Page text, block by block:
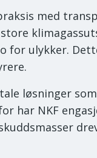
med
for ulykker.
løsninger
har NKF